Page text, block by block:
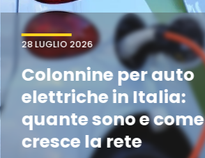
28 LUGLIO 2026
Colonnine per auto
elettriche in Italia:
quante sono e come
cresce la rete